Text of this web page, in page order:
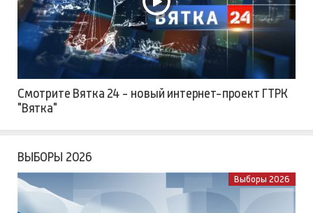
Смотрите Вятка 24 - новый интернет-проект ГТРК
"Вятка"
ВЫБОРЫ 2026
Выборы 2026